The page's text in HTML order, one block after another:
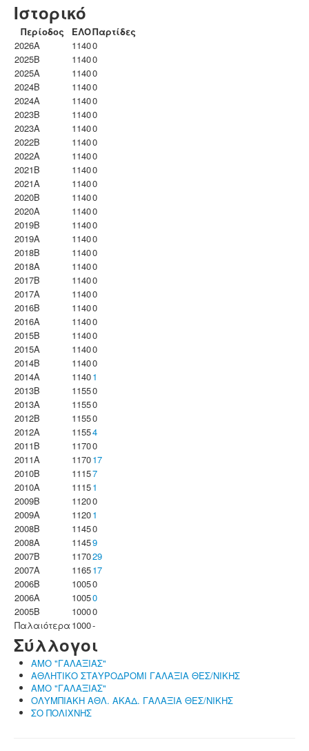
Ιστορικό
Περίοδος ΕΛΟΠαρτίδες
2026A
11400
2025B
11400
2025A
11400
2024B
11400
2024A
11400
2023B
11400
2023Α
11400
2022B
11400
2022A
11400
2021B
11400
2021A
11400
2020B
11400
2020A
11400
2019B
11400
2019A
11400
2018B
11400
2018A
11400
2017B
11400
2017A
11400
2016B
11400
2016A
11400
2015B
11400
2015A
11400
2014B
11400
2014A
11401
2013B
11550
2013A
11550
2012B
11550
2012A
11554
2011B
11700
2011A
117017
2010B
11157
2010A
11151
2009B
11200
2009A
11201
2008B
11450
2008A
11459
2007B
117029
2007A
116517
2006B
10050
2006A
10050
2005B
10000
Παλαιότερα 1000-
Σύλλογοι
ΑΜΟ "ΓΑΛΑΞΙΑΣ"
ΑΘΛΗΤΙΚΟ ΣΤΑΥΡΟΔΡΟΜΙ ΓΑΛΑΞΙΑ ΘΕΣ/ΝΙΚΗΣ
ΑΜΟ "ΓΑΛΑΞΙΑΣ"
ΟΛΥΜΠΙΑΚΗ ΑΘΛ. ΑΚΑΔ. ΓΑΛΑΞΙΑ ΘΕΣ/ΝΙΚΗΣ
ΣΟ ΠΟΛΙΧΝΗΣ